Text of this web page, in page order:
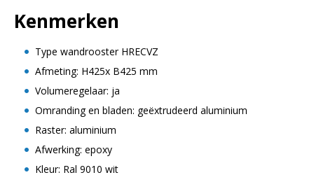
Kenmerken
Type wandrooster HRECVZ
Afmeting: H425x B425 mm
Volumeregelaar: ja
Omranding en bladen: geëxtrudeerd aluminium
Raster: aluminium
Afwerking: epoxy
Kleur: Ral 9010 wit